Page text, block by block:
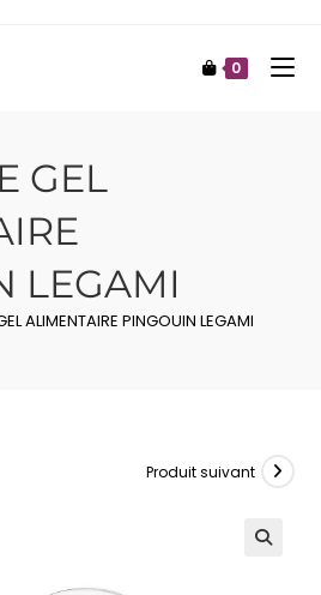
0
GEL
LEGAMI
ALIMENTAIRE PINGOUIN LEGAMI
Produit suivant